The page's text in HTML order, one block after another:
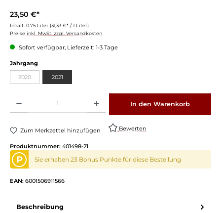
23,50 €*
Inhalt: 0.75 Liter (31,33 €* / 1 Liter)
Preise inkl. MwSt. zzgl. Versandkosten
Sofort verfügbar, Lieferzeit: 1-3 Tage
Jahrgang
2020 2021
In den Warenkorb
Zum Merkzettel hinzufügen Bewerten
Produktnummer: 401498-21
P Sie erhalten 23 Bonus Punkte für diese Bestellung
EAN: 6001506911566
Beschreibung